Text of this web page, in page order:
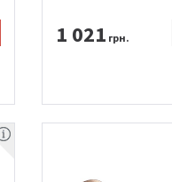
1 021 грн.